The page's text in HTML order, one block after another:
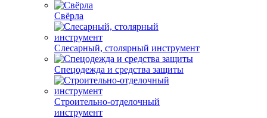
Свёрла
Слесарный, столярный инструмент
Спецодежда и средства защиты
Строительно-отделочный
инструмент